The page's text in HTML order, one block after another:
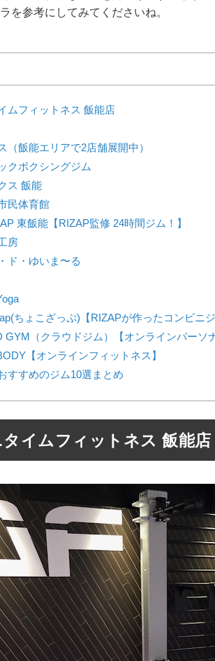
を参考にしてみてくださいね。
ムフィットネス 飯能店
（飯能エリアで2店舗展開中）
クボクシングジム
ス 飯能
民体育館
東飯能【RIZAP監修 24時間ジム！】
房
ド・ゆいま〜る
ちょこざっぷ)【RIZAPが作ったコンビニジ
GYM（クラウドジム）【オンラインパーソ
【オンラインフィットネス】
すすめのジム10選まとめ
イムフィットネス 飯能店